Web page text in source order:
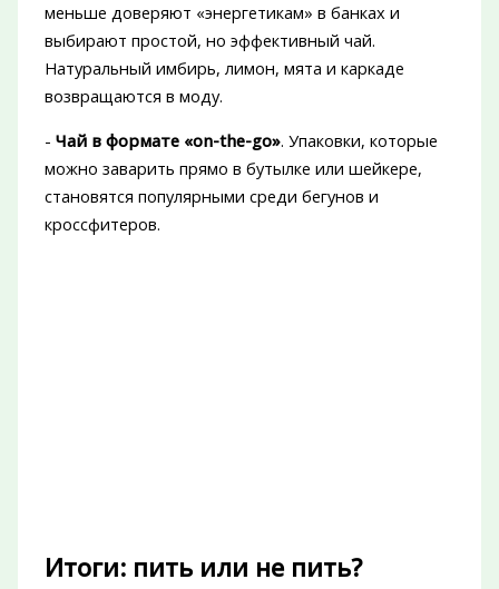
меньше доверяют «энергетикам» в банках и
выбирают простой, но эффективный чай.
Натуральный имбирь, лимон, мята и каркаде
возвращаются в моду.
- Чай в формате «on-the-go». Упаковки, которые
можно заварить прямо в бутылке или шейкере,
становятся популярными среди бегунов и
кроссфитеров.
Итоги: пить или не пить?